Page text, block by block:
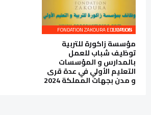
FONDATION ZAKOURA EDUCATION EMPLOIS
مؤسسة زاكورة للتربية
توظيف شباب للعمل
بالمدارس و المؤسسات
التعليم الأولي في عدة قرى
و مدن بجهات المملكة 2024